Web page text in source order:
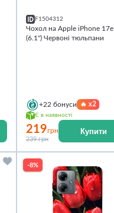
F1504312
Чохол на Apple iPhone 17e
(6.1") Червоні тюльпани
+22 бонуси 🔥 x2
Є в наявності
219грн
239 грн
Купити
-8%